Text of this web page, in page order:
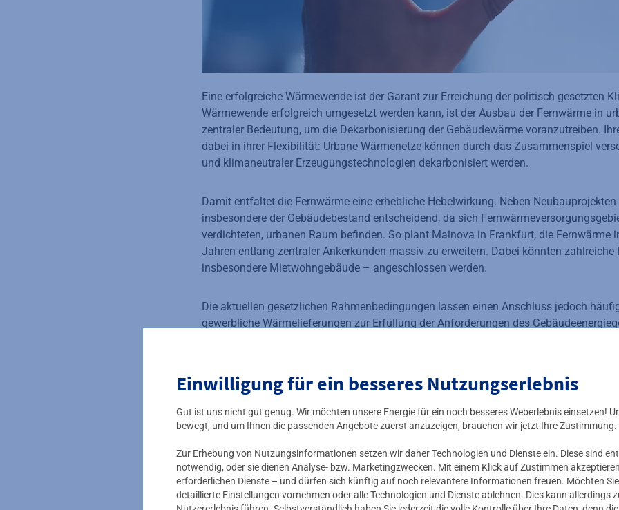
Einwilligung für ein besseres Nutzungserlebnis
Gut ist uns nicht gut genug. Wir möchten unsere Energie für ein noch besseres Weberlebnis einsetzen!
bewegt, und um Ihnen die passenden Angebote zuerst anzuzeigen, brauchen wir jetzt Ihre Zustimmung.
Zur Erhebung von Nutzungsinformationen setzen wir daher Technologien und Dienste ein. Diese sind
notwendig, oder sie dienen Analyse- bzw. Marketingzwecken. Mit einem Klick auf Zustimmen
erforderlichen Dienste – und dürfen sich künftig auf noch relevantere Informationen freuen. Möchten
detaillierte Einstellungen vornehmen oder alle Technologien und Dienste ablehnen. Dies kann allerdings
Eine erfolgreiche Wärmewende ist der Garant zur Erreichung der politisch gesetzten
Wärmewende erfolgreich umgesetzt werden kann, ist der Ausbau der Fernwärme in
zentraler Bedeutung, um die Dekarbonisierung der Gebäudewärme voranzutreiben.
dabei in ihrer Flexibilität: Urbane Wärmenetze können durch das Zusammenspiel
und klimaneutraler Erzeugungstechnologien dekarbonisiert werden.
Damit entfaltet die Fernwärme eine erhebliche Hebelwirkung. Neben
insbesondere der Gebäudebestand entscheidend, da sich
verdichteten, urbanen Raum befinden. So plant Mainova in Frankfurt, die Fernwärme
Jahren entlang zentraler Ankerkunden massiv zu erweitern. Dabei könnten zahlreiche
insbesondere Mietwohngebäude – angeschlossen werden.
Die aktuellen gesetzlichen Rahmenbedingungen lassen einen Anschluss jedoch
gewerbliche Wärmelieferungen zur Erfüllung der Anforderungen des
Wärmelieferverordnung (WärmeLV). Dadurch wird der Fernwärmeausbau durch die
konsequent gehemmt.
1. Warmmietenneutralität bei gewerblichen
Im BGB ist geregelt, dass die umlegbaren Wärmekosten bei einer Umstellung des
Eigenversorgung durch dezentrale Heizungen (z. B. Ölheizung) auf Wärmelieferung –
– auf die bisherigen Betriebskosten begrenzt („Kostenneutralität“) werden. Das